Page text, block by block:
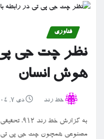
فناوری
نظر چت جی پی
هوش انسان
خط رند دی ۷, ۱۴۰۴
به گزارش
مصنوعی همچون چت جی پی تی